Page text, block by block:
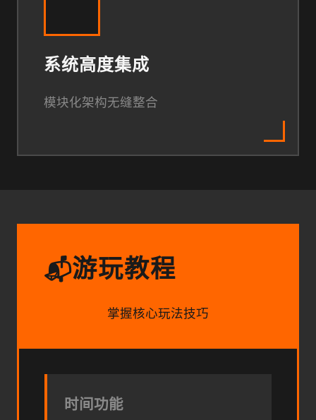
系统高度集成
模块化架构无缝整合
📬游玩教程
掌握核心玩法技巧
时间功能